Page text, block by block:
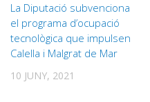
La Diputació subvenciona
el programa d’ocupació
tecnològica que impulsen
Calella i Malgrat de Mar
10 JUNY, 2021